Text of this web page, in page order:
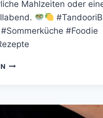
Mahlzeiten oder
#Foodie
CHICKEN